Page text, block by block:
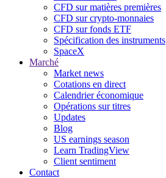
CFD sur matières premières
CFD sur crypto-monnaies
CFD sur fonds ETF
Spécification des instruments
SpaceX
Marché
Market news
Cotations en direct
Calendrier économique
Opérations sur titres
Updates
Blog
US earnings season
Learn TradingView
Client sentiment
Contact